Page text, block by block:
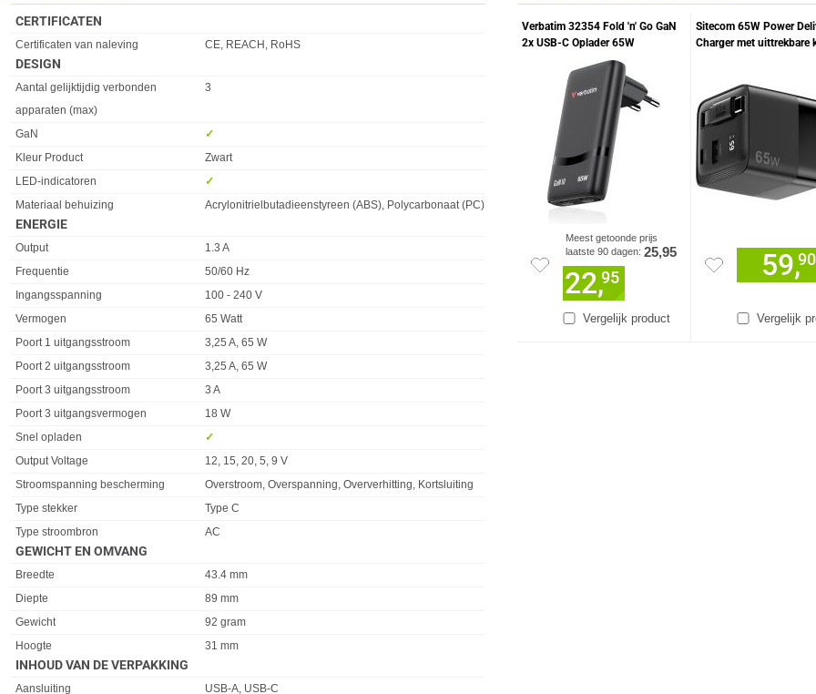
CERTIFICATEN
Eigenschap Waarde
Certificaten van naleving CE, REACH, RoHS
DESIGN
Eigenschap Waarde
Aantal gelijktijdig verbonden
apparaten (max)
3
GaN
✓︎
Kleur Product
Zwart
LED-indicatoren
✓︎
Materiaal behuizing
Acrylonitrielbutadieenstyreen (ABS), Polycarbonaat (PC)
ENERGIE
Eigenschap
Output
1.3 A
Frequentie
50/60 Hz
Ingangsspanning
100 - 240 V
Vermogen
65 Watt
Poort 1 uitgangsstroom
3,25 A, 65 W
Poort 2 uitgangsstroom
3,25 A, 65 W
Poort 3 uitgangsstroom
3 A
Poort 3 uitgangsvermogen
18 W
Snel opladen
✓︎
Output Voltage
12, 15, 20, 5, 9 V
Stroomspanning bescherming
Overstroom, Overspanning, Oververhitting, Kortsluiting
Type stekker
Type C
Type stroombron
AC
GEWICHT EN OMVANG
Eigenschap
Breedte
43.4 mm
Diepte
89 mm
Gewicht
92 gram
Hoogte
31 mm
INHOUD VAN DE VERPAKKING
Eigenschap
Aansluiting USB-A, USB-C
Verbatim 32354 Fold 'n' Go GaN
2x USB-C Oplader 65W
Vergelijk product
Meest getoonde prijs
laatste 90 dagen: 25,95
22,95
Sitecom 65W Power
Charger met uittrekbare
Vergelijk
59,90